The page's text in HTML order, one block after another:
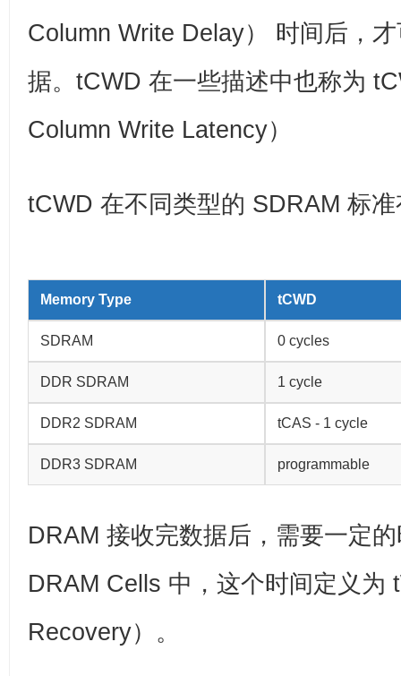
Column Write Delay） 时间后，
据。tCWD 在一些描述中也称为
Column Write Latency）
tCWD 在不同类型的 SDRAM 标
Memory Type tCWD
SDRAM 0 cycles
DDR SDRAM 1 cycle
DDR2 SDRAM tCAS - 1 cycle
DDR3 SDRAM programmable
DRAM 接收完数据后，需要一定
DRAM Cells 中，这个时间定义为
Recovery）。